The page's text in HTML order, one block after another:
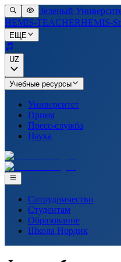
Зеленый
HEMIS-TEACHERHEMIS-
ЕЩЕ
UZ
Учебные ресурсы
Университет
Прием
Пресс-служба
Наука
Сотрудничество
Студентам
Образование
Школа Нордик